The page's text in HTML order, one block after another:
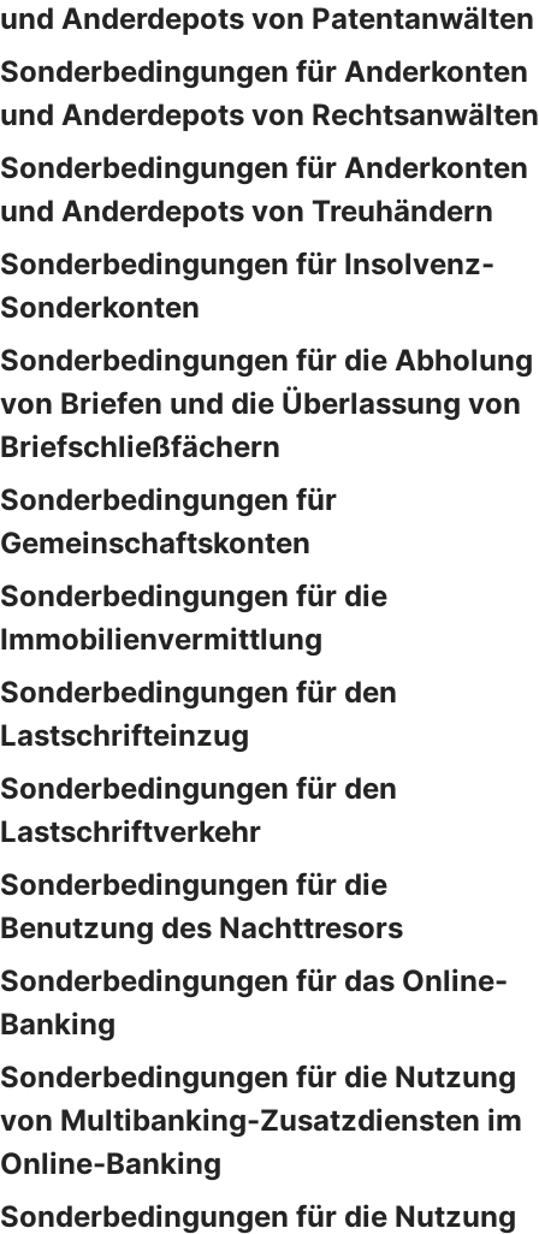
und Anderdepots von Patentanwälten
Sonderbedingungen für Anderkonten
und Anderdepots von Rechtsanwälten
Sonderbedingungen für Anderkonten
und Anderdepots von Treuhändern
Sonderbedingungen für Insolvenz-
Sonderkonten
Sonderbedingungen für die Abholung
von Briefen und die Überlassung von
Briefschließfächern
Sonderbedingungen für
Gemeinschaftskonten
Sonderbedingungen für die
Immobilienvermittlung
Sonderbedingungen für den
Lastschrifteinzug
Sonderbedingungen für den
Lastschriftverkehr
Sonderbedingungen für die
Benutzung des Nachttresors
Sonderbedingungen für das Online-
Banking
Sonderbedingungen für die Nutzung
von Multibanking-Zusatzdiensten im
Online-Banking
Sonderbedingungen für die Nutzung